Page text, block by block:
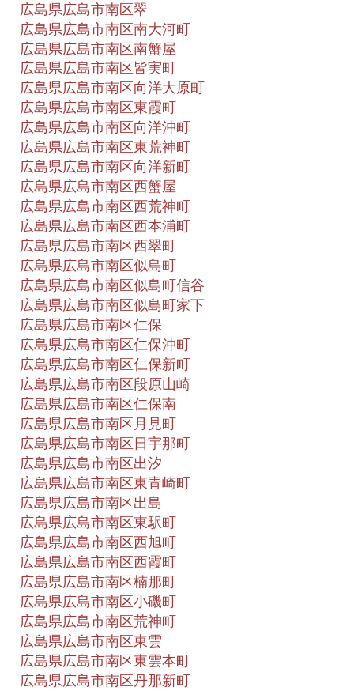
広島県広島市南区翠
広島県広島市南区南大河町
広島県広島市南区南蟹屋
広島県広島市南区皆実町
広島県広島市南区向洋大原町
広島県広島市南区東霞町
広島県広島市南区向洋沖町
広島県広島市南区東荒神町
広島県広島市南区向洋新町
広島県広島市南区西蟹屋
広島県広島市南区西荒神町
広島県広島市南区西本浦町
広島県広島市南区西翠町
広島県広島市南区似島町
広島県広島市南区似島町信谷
広島県広島市南区似島町家下
広島県広島市南区仁保
広島県広島市南区仁保沖町
広島県広島市南区仁保新町
広島県広島市南区段原山崎
広島県広島市南区仁保南
広島県広島市南区月見町
広島県広島市南区日宇那町
広島県広島市南区出汐
広島県広島市南区東青崎町
広島県広島市南区出島
広島県広島市南区東駅町
広島県広島市南区西旭町
広島県広島市南区西霞町
広島県広島市南区楠那町
広島県広島市南区小磯町
広島県広島市南区荒神町
広島県広島市南区東雲
広島県広島市南区東雲本町
広島県広島市南区丹那新町